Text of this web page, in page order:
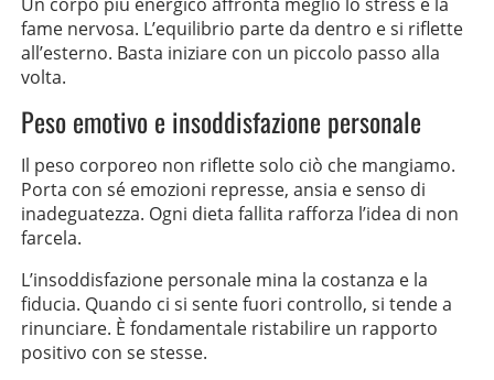
fame nervosa. L’equilibrio parte da dentro e si riflette
all’esterno. Basta iniziare con un piccolo passo alla
volta.
Peso emotivo e insoddisfazione personale
Il peso corporeo non riflette solo ciò che mangiamo.
Porta con sé emozioni represse, ansia e senso di
inadeguatezza. Ogni dieta fallita rafforza l’idea di non
farcela.
L’insoddisfazione personale mina la costanza e la
fiducia. Quando ci si sente fuori controllo, si tende a
rinunciare. È fondamentale ristabilire un rapporto
positivo con se stesse.